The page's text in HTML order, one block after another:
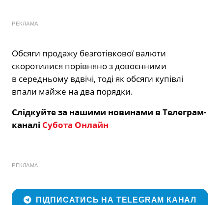
РЕКЛАМА
Обсяги продажу безготівкової валюти
скоротилися порівняно з довоєнними
в середньому вдвічі, тоді як обсяги купівлі
впали майже на два порядки.
Слідкуйте за нашими новинами в Телеграм-
каналі Субота Онлайн
РЕКЛАМА
ПІДПИСАТИСЬ НА TELEGRAM КАНАЛ